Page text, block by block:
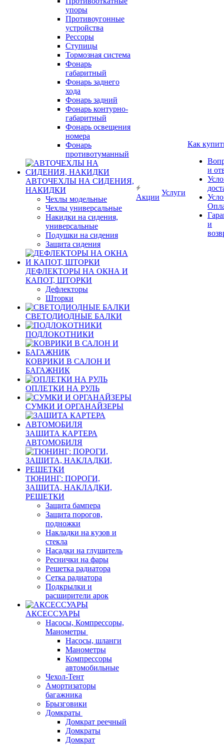
упоры
Противоугонные
устройства
Рессоры
Ступицы
Тормозная система
Фонарь
габаритный
Фонарь заднего
хода
Фонарь задний
Фонарь контурно-
габаритный
Фонарь освещения
номера
Фонарь
противотуманный
АВТОЧЕХЛЫ НА СИДЕНИЯ,
НАКИДКИ
Чехлы модельные
Чехлы универсальные
Накидки на сидения,
универсальные
Подушки на сидения
Защита сидения
ДЕФЛЕКТОРЫ НА ОКНА И
КАПОТ, ШТОРКИ
Дефлекторы
Шторки
СВЕТОДИОДНЫЕ БАЛКИ
ПОДЛОКОТНИКИ
КОВРИКИ В САЛОН И
БАГАЖНИК
ОПЛЕТКИ НА РУЛЬ
СУМКИ И ОРГАНАЙЗЕРЫ
ЗАЩИТА КАРТЕРА
АВТОМОБИЛЯ
ТЮНИНГ: ПОРОГИ,
ЗАЩИТА, НАКЛАДКИ,
РЕШЕТКИ
Защита бампера
Защита порогов,
подножки
Накладки на кузов и
стекла
Насадки на глушитель
Реснички на фары
Решетка радиатора
Сетка радиатора
Подкрылки и
расширители арок
АКСЕССУАРЫ
Насосы, Компрессоры,
Манометры
Насосы, шланги
Манометры
Компрессоры
автомобильные
Чехол-Тент
Амортизаторы
багажника
Брызговики
Домкраты
Домкрат реечный
Домкраты
Домкрат
Акции
Услуги
Как
и
и